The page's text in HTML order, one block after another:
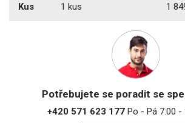
Kus
1 kus 1
Potřebujete se poradit se
+420 571 623 177Po - Pá 7:00 -